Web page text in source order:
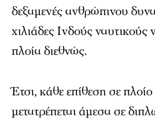
δεξαμενές ανθρώπινου
χιλιάδες Ινδούς ναυτικούς
πλοία διεθνώς.
Έτσι, κάθε επίθεση σε
μετατρέπεται άμεσα σε